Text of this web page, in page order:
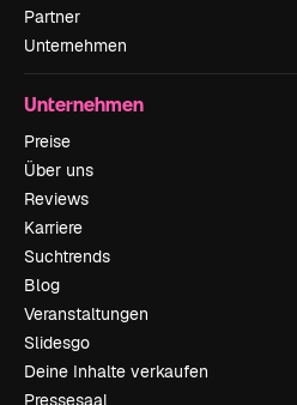
Partner
Unternehmen
Unternehmen
Preise
Über uns
Reviews
Karriere
Suchtrends
Blog
Veranstaltungen
Slidesgo
Deine Inhalte verkaufen
Pressesaal